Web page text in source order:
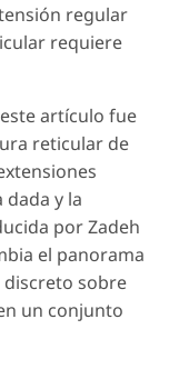
regular
requiere
artículo fue
reticular de
y la
por Zadeh
el panorama
sobre
un conjunto